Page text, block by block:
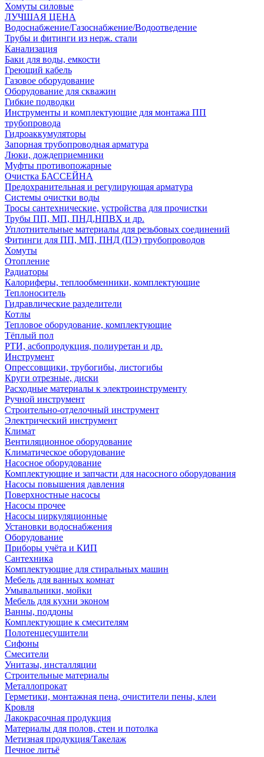
Хомуты силовые
ЛУЧШАЯ ЦЕНА
Водоснабжение/Газоснабжение/Водоотведение
Трубы и фитинги из нерж. стали
Канализация
Баки для воды, емкости
Греющий кабель
Газовое оборудование
Оборудование для скважин
Гибкие подводки
Инструменты и комплектующие для монтажа ПП
трубопровода
Гидроаккумуляторы
Запорная трубопроводная арматура
Люки, дождеприемники
Муфты противопожарные
Очистка БАССЕЙНА
Предохранительная и регулирующая арматура
Системы очистки воды
Тросы сантехнические, устройства для прочистки
Трубы ПП, МП, ПНД,НПВХ и др.
Уплотнительные материалы для резьбовых соединений
Фитинги для ПП, МП, ПНД (ПЭ) трубопроводов
Хомуты
Отопление
Радиаторы
Калориферы, теплообменники, комплектующие
Теплоноситель
Гидравлические разделители
Котлы
Тепловое оборудование, комплектующие
Тёплый пол
РТИ, асбопродукция, полиуретан и др.
Инструмент
Опрессовщики, трубогибы, листогибы
Круги отрезные, диски
Расходные материалы к электроинструменту
Ручной инструмент
Строительно-отделочный инструмент
Электрический инструмент
Климат
Вентиляционное оборудование
Климатическое оборудование
Насосное оборудование
Комплектующие и запчасти для насосного оборудования
Насосы повышения давления
Поверхностные насосы
Насосы прочее
Насосы циркуляционные
Установки водоснабжения
Оборудование
Приборы учёта и КИП
Сантехника
Комплектующие для стиральных машин
Мебель для ванных комнат
Умывальники, мойки
Мебель для кухни эконом
Ванны, поддоны
Комплектующие к смесителям
Полотенцесушители
Сифоны
Смесители
Унитазы, инсталляции
Строительные материалы
Металлопрокат
Герметики, монтажная пена, очистители пены, клеи
Кровля
Лакокрасочная продукция
Материалы для полов, стен и потолка
Метизная продукция/Такелаж
Печное литьё